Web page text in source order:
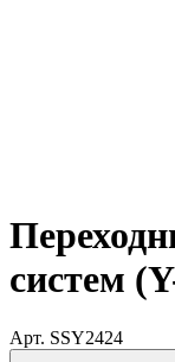
систем
Арт. SSY2424